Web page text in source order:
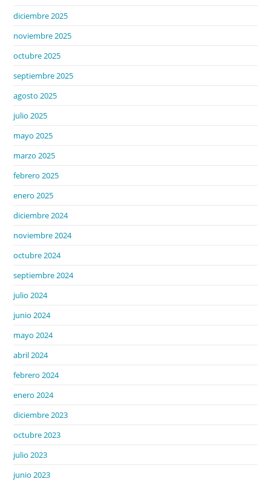
diciembre 2025
noviembre 2025
octubre 2025
septiembre 2025
agosto 2025
julio 2025
mayo 2025
marzo 2025
febrero 2025
enero 2025
diciembre 2024
noviembre 2024
octubre 2024
septiembre 2024
julio 2024
junio 2024
mayo 2024
abril 2024
febrero 2024
enero 2024
diciembre 2023
octubre 2023
julio 2023
junio 2023